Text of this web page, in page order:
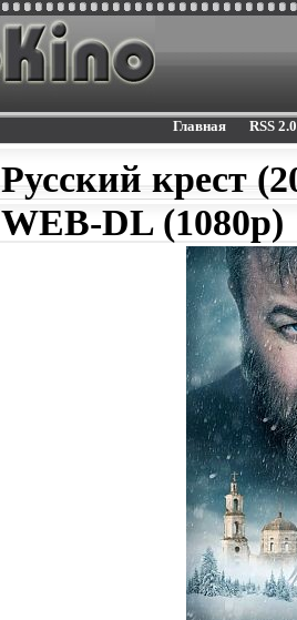
Главная RSS 2.0
Русский крест
WEB-DL (1080p)